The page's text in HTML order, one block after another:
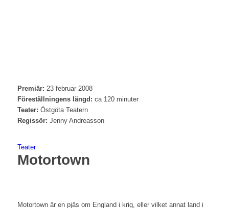
Premiär: 23 februar 2008
Föreställningens längd: ca 120 minuter
Teater: Östgöta Teatern
Regissör: Jenny Andreasson
Teater
Motortown
Motortown är en pjäs om England i krig, eller vilket annat land i